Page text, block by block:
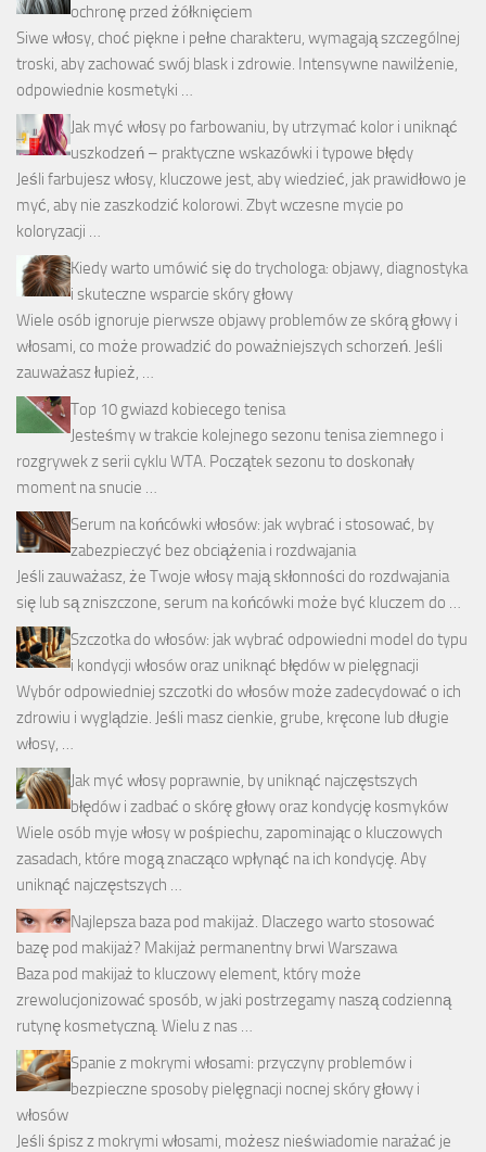
ochronę przed żółknięciem
Siwe włosy, choć piękne i pełne charakteru, wymagają szczególnej
troski, aby zachować swój blask i zdrowie. Intensywne nawilżenie,
odpowiednie kosmetyki …
Jak myć włosy po farbowaniu, by utrzymać kolor i uniknąć
uszkodzeń – praktyczne wskazówki i typowe błędy
Jeśli farbujesz włosy, kluczowe jest, aby wiedzieć, jak prawidłowo je
myć, aby nie zaszkodzić kolorowi. Zbyt wczesne mycie po
koloryzacji …
Kiedy warto umówić się do trychologa: objawy, diagnostyka
i skuteczne wsparcie skóry głowy
Wiele osób ignoruje pierwsze objawy problemów ze skórą głowy i
włosami, co może prowadzić do poważniejszych schorzeń. Jeśli
zauważasz łupież, …
Top 10 gwiazd kobiecego tenisa
Jesteśmy w trakcie kolejnego sezonu tenisa ziemnego i
rozgrywek z serii cyklu WTA. Początek sezonu to doskonały
moment na snucie …
Serum na końcówki włosów: jak wybrać i stosować, by
zabezpieczyć bez obciążenia i rozdwajania
Jeśli zauważasz, że Twoje włosy mają skłonności do rozdwajania
się lub są zniszczone, serum na końcówki może być kluczem do …
Szczotka do włosów: jak wybrać odpowiedni model do typu
i kondycji włosów oraz uniknąć błędów w pielęgnacji
Wybór odpowiedniej szczotki do włosów może zadecydować o ich
zdrowiu i wyglądzie. Jeśli masz cienkie, grube, kręcone lub długie
włosy, …
Jak myć włosy poprawnie, by uniknąć najczęstszych
błędów i zadbać o skórę głowy oraz kondycję kosmyków
Wiele osób myje włosy w pośpiechu, zapominając o kluczowych
zasadach, które mogą znacząco wpłynąć na ich kondycję. Aby
uniknąć najczęstszych …
Najlepsza baza pod makijaż. Dlaczego warto stosować
bazę pod makijaż? Makijaż permanentny brwi Warszawa
Baza pod makijaż to kluczowy element, który może
zrewolucjonizować sposób, w jaki postrzegamy naszą codzienną
rutynę kosmetyczną. Wielu z nas …
Spanie z mokrymi włosami: przyczyny problemów i
bezpieczne sposoby pielęgnacji nocnej skóry głowy i
włosów
Jeśli śpisz z mokrymi włosami, możesz nieświadomie narażać je